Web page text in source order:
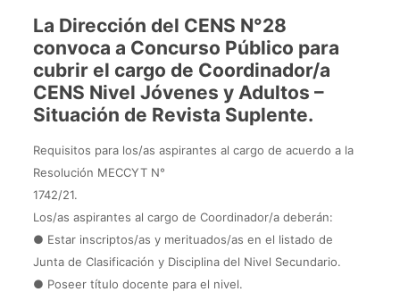
La Dirección del CENS N°28
convoca a Concurso Público para
cubrir el cargo de Coordinador/a
CENS Nivel Jóvenes y Adultos –
Situación de Revista Suplente.
Requisitos para los/as aspirantes al cargo de acuerdo a la
Resolución MECCYT N°
1742/21.
Los/as aspirantes al cargo de Coordinador/a deberán:
● Estar inscriptos/as y merituados/as en el listado de
Junta de Clasificación y Disciplina del Nivel Secundario.
● Poseer título docente para el nivel.